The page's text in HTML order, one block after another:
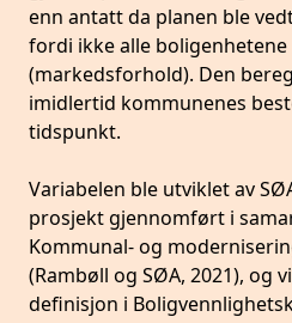
enn antatt da planen ble
fordi ikke alle
(markedsforhold). Den
imidlertid kommunenes
tidspunkt.
Variabelen ble utviklet av
prosjekt gjennomført i
Kommunal- og
(Rambøll og SØA, 2021), og
definisjon i